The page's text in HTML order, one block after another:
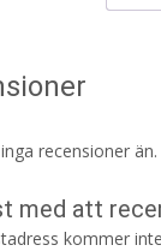
recensioner än.
med att
kommer inte